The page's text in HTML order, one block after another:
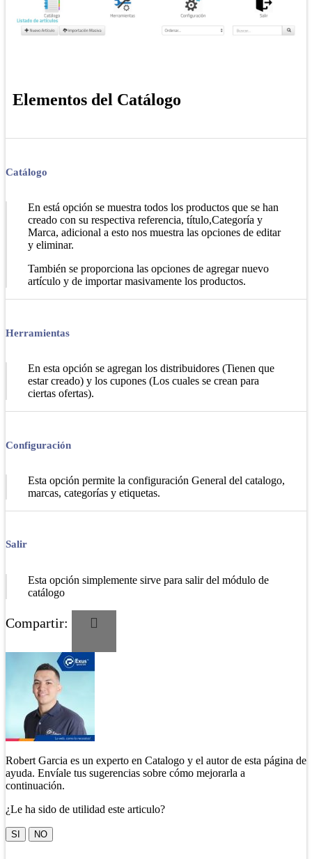
Elementos del Catálogo
Catálogo
En está opción se muestra todos los productos que se han
creado con su respectiva referencia, título,Categoría y
Marca, adicional a esto nos muestra las opciones de editar
y eliminar.
También se proporciona las opciones de agregar nuevo
artículo y de importar masivamente los productos.
Herramientas
En esta opción se agregan los distribuidores (Tienen que
estar creado) y los cupones (Los cuales se crean para
ciertas ofertas).
Configuración
Esta opción permite la configuración General del catalogo,
marcas, categorías y etiquetas.
Salir
Esta opción simplemente sirve para salir del módulo de
catálogo
Compartir:
Robert Garcia es un experto en Catalogo y el autor de esta página de
ayuda. Envíale tus sugerencias sobre cómo mejorarla a
continuación.
¿Le ha sido de utilidad este articulo?
SI NO